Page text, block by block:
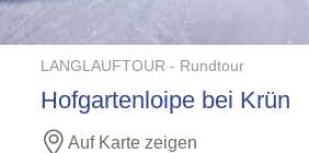
LANGLAUFTOUR - Rundtour
Hofgartenloipe bei Krün
Auf Karte zeigen